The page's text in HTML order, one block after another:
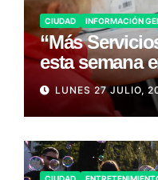
CIUDAD INFORMACIÓN
“Más
esta semana
LUNES 27 JULIO,